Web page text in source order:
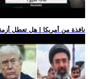
.. نافذة من أمريكا | هل تعطل